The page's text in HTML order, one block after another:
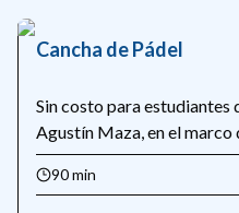
Cancha de Pádel
Sin costo para estudiantes
Agustín Maza, en el marco
deben llevar sus propias
90 min